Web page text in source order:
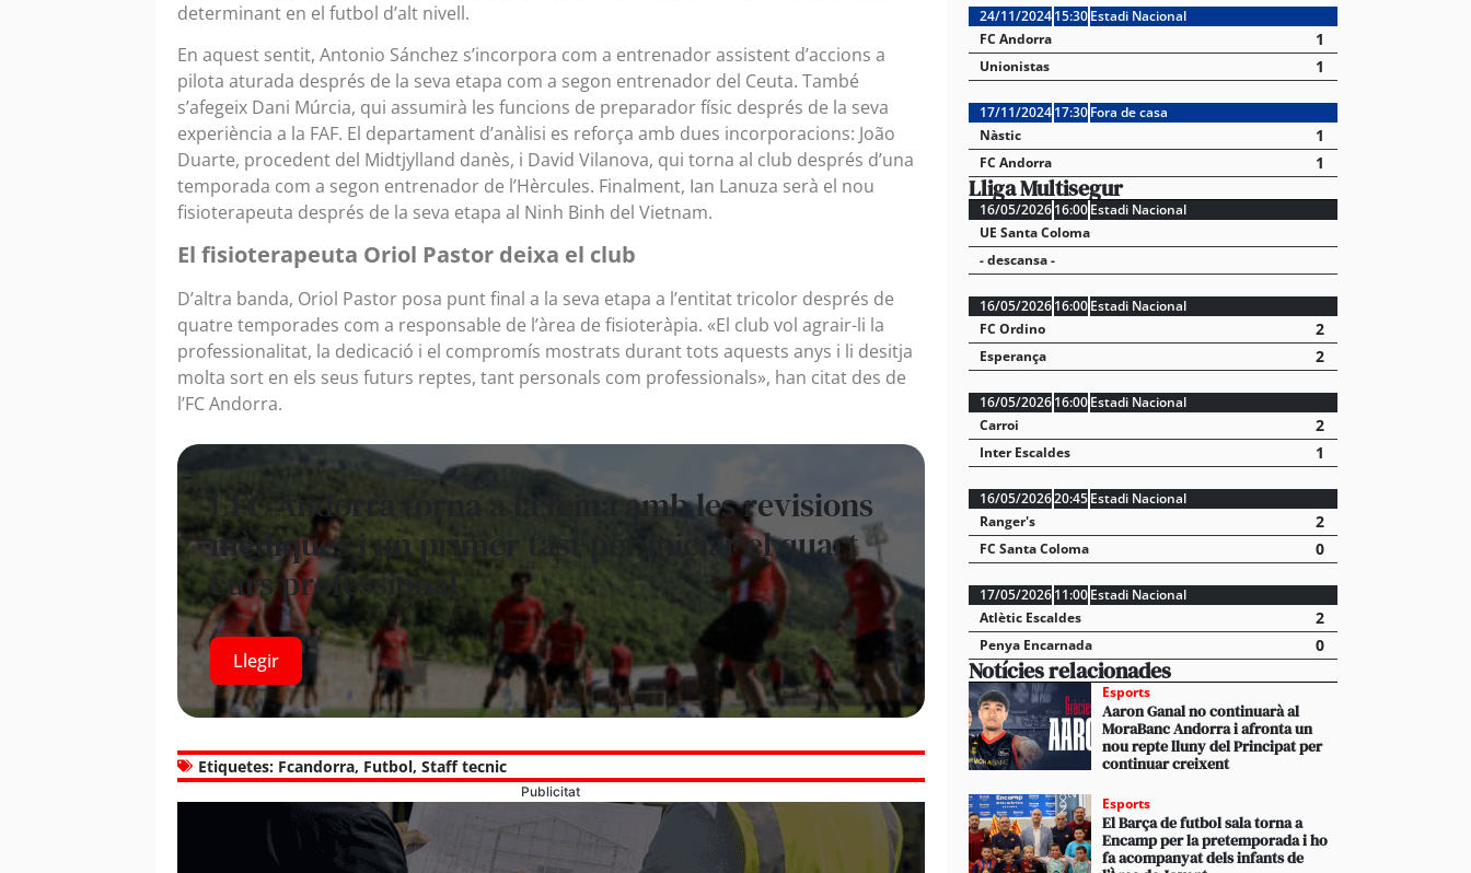
determinant en el futbol d’alt nivell.
En aquest sentit, Antonio Sánchez s’incorpora com a entrenador assistent d’accions a
pilota aturada després de la seva etapa com a segon entrenador del Ceuta. També
s’afegeix Dani Múrcia, qui assumirà les funcions de preparador físic després de la seva
experiència a la FAF. El departament d’anàlisi es reforça amb dues incorporacions: João
Duarte, procedent del Midtjylland danès, i David Vilanova, qui torna al club després d’una
temporada com a segon entrenador de l’Hèrcules. Finalment, Ian Lanuza serà el nou
fisioterapeuta després de la seva etapa al Ninh Binh del Vietnam.
El fisioterapeuta Oriol Pastor deixa el club
D’altra banda, Oriol Pastor posa punt final a la seva etapa a l’entitat tricolor després de
quatre temporades com a responsable de l’àrea de fisioteràpia. «El club vol agrair-li la
professionalitat, la dedicació i el compromís mostrats durant tots aquests anys i li desitja
molta sort en els seus futurs reptes, tant personals com professionals», han citat des de
l’FC Andorra.
L’FC Andorra torna a la feina amb les revisions
mèdiques i un primer tast per iniciar el quart
curs professional
Llegir
Etiquetes: Fcandorra, Futbol, Staff tecnic
Publicitat
24/11/2024 15:30 Estadi Nacional
FC Andorra
1
Unionistas 1
17/11/2024 17:30 Fora de casa
Nàstic
1
FC Andorra 1
Lliga Multisegur
16/05/2026 16:00 Estadi Nacional
UE Santa Coloma
- descansa -
16/05/2026 16:00 Estadi Nacional
FC Ordino
2
Esperança 2
16/05/2026 16:00 Estadi Nacional
Carroi
2
Inter Escaldes 1
16/05/202620:45 Estadi Nacional
Ranger's
2
FC Santa Coloma 0
17/05/2026 11:00 Estadi Nacional
Atlètic Escaldes
2
Penya Encarnada 0
Notícies relacionades
Esports
Aaron Ganal no continuarà al
MoraBanc Andorra i afronta un
nou repte lluny del Principat per
continuar creixent
Esports
El Barça de futbol sala torna a
Encamp per la pretemporada i ho
fa acompanyat dels infants de